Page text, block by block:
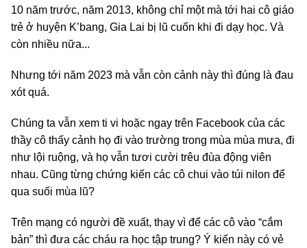
10 năm trước, năm 2013, không chỉ một mà tới hai cô giáo
trẻ ở huyện K’bang, Gia Lai bị lũ cuốn khi đi dạy học. Và
còn nhiều nữa...
Nhưng tới năm 2023 mà vẫn còn cảnh này thì đúng là đau
xót quá.
Chúng ta vẫn xem ti vi hoặc ngay trên Facebook của các
thầy cô thấy cảnh họ đi vào trường trong mùa mùa mưa, đi
như lội ruộng, và họ vẫn tươi cười trêu đùa động viên
nhau. Cũng từng chứng kiến các cô chui vào túi nilon để
qua suối mùa lũ?
Trên mạng có người đề xuất, thay vì để các cô vào “cắm
bản” thì đưa các cháu ra học tập trung? Ý kiến này có vẻ